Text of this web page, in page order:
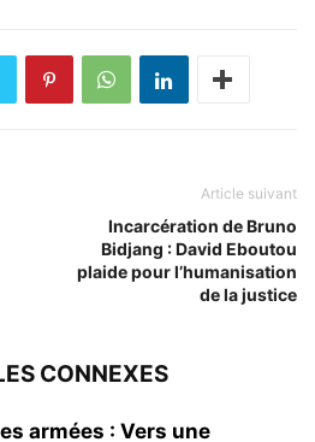
Article suivant
Incarcération de Bruno
Bidjang : David Eboutou
plaide pour l’humanisation
de la justice
CONNEXES
armées : Vers une